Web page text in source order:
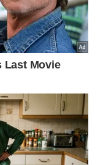
essenciais para a
da pele madura.
barreira